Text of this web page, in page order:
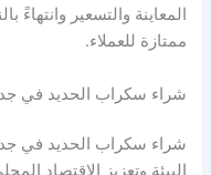
المعاينة والتسعير وانتهاءً
ممتازة للعملاء.
شراء سكراب الحديد في
شراء سكراب الحديد في